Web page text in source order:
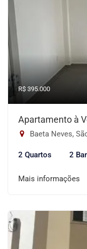
R$ 395.000
Apartamento à
Baeta Neves,
2 Quartos 2
Mais informações